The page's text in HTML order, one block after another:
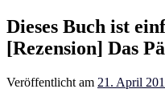
Dieses Buch ist
[Rezension] Das
Veröffentlicht am 21. April